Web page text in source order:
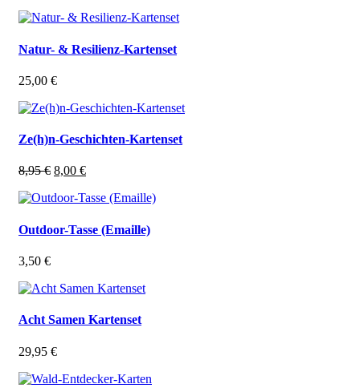
Natur- & Resilienz-Kartenset
25,00 €
Ze(h)n-Geschichten-Kartenset
8,95€ Ursprünglicher
war:
8,00 €Aktueller
ist:
Outdoor-Tasse (Emaille)
3,50 €
Acht Samen Kartenset
29,95 €